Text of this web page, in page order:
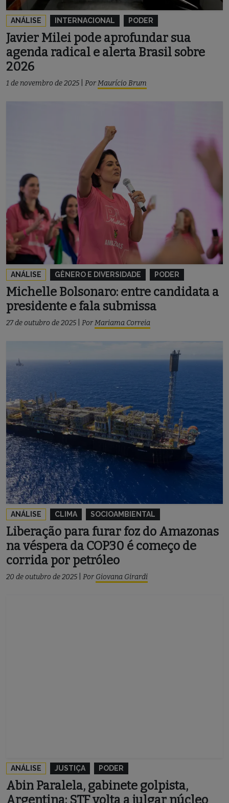
ANÁLISE INTERNACIONAL PODER
Javier Milei pode aprofundar sua
agenda radical e alerta Brasil sobre
2026
1 de novembro de 2025 PorMaurício Brum
ANÁLISE GÊNERO E DIVERSIDADE PODER
Michelle Bolsonaro: entre candidata a
presidente e fala submissa
27 de outubro de 2025 PorMariama Correia
ANÁLISE CLIMA SOCIOAMBIENTAL
Liberação para furar foz do Amazonas
na véspera da COP30 é começo de
corrida por petróleo
20 de outubro de 2025 Por Giovana Girardi
ANÁLISE JUSTIÇA PODER
Abin Paralela, gabinete golpista,
Argentina: STF volta a julgar núcleo